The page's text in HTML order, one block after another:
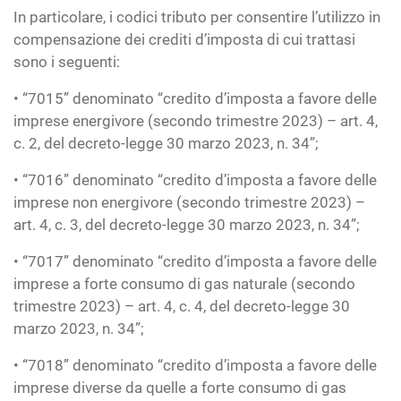
In particolare, i codici tributo per consentire l’utilizzo in
compensazione dei crediti d’imposta di cui trattasi
sono i seguenti:
• “7015” denominato “credito d’imposta a favore delle
imprese energivore (secondo trimestre 2023) – art. 4,
c. 2, del decreto-legge 30 marzo 2023, n. 34”;
• “7016” denominato “credito d’imposta a favore delle
imprese non energivore (secondo trimestre 2023) –
art. 4, c. 3, del decreto-legge 30 marzo 2023, n. 34”;
• “7017” denominato “credito d’imposta a favore delle
imprese a forte consumo di gas naturale (secondo
trimestre 2023) – art. 4, c. 4, del decreto-legge 30
marzo 2023, n. 34”;
• “7018” denominato “credito d’imposta a favore delle
imprese diverse da quelle a forte consumo di gas